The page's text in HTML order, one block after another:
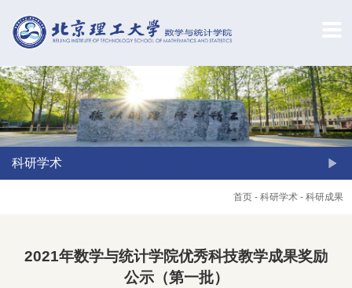
科研学术
首页 - 科研学术 - 科研成果
2021年数学与统计学院优秀科技教学成果奖励
公示（第一批）